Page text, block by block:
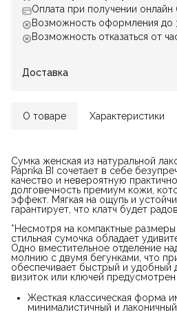
Оплата при получении онлайн
Возможность оформления до
Возможность отказаться от
Доставка
О товаре Характеристики
Сумка женская из натуральной
Paprika BI сочетает в себе
качество и невероятную
долговечность премиум кожи,
эффект. Мягкая на ощупь и
гарантирует, что клатч будет
*Несмотря на компактные
стильная сумочка обладает
Одно вместительное отделение
молнию с двумя бегунками, что
обеспечивает быстрый и удобный
визиток или ключей
Жесткая классическая форма
минималистичный и лаконичный